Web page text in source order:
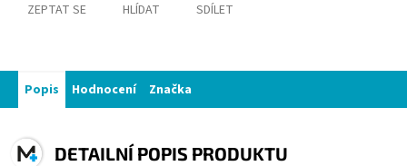
ZEPTAT SE HLÍDAT SDÍLET
Popis Hodnocení Značka
DETAILNÍ POPIS PRODUKTU